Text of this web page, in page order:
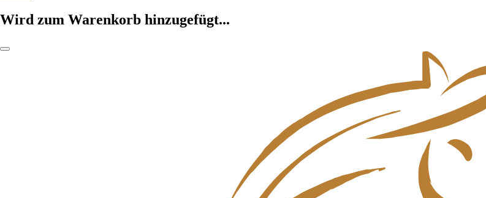
Wird zum Warenkorb hinzugefügt...